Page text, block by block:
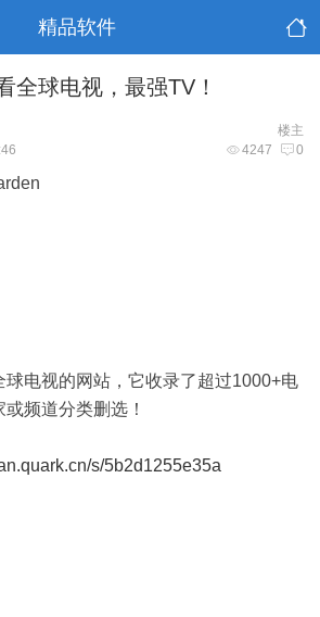
精品软件
全球电视，最强TV！
楼主
4247 0
球电视的网站，它收录了超过1000+电
频道分类删选！
s/5b2d1255e35a